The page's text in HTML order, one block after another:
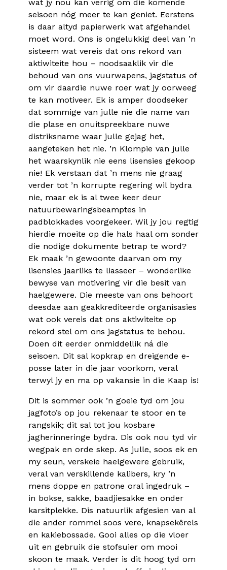
wat jy nou kan verrig om die komende
seisoen nóg meer te kan geniet. Eerstens
is daar altyd papierwerk wat afgehandel
moet word. Ons is ongelukkig deel van ’n
sisteem wat vereis dat ons rekord van
aktiwiteite hou – noodsaaklik vir die
behoud van ons vuurwapens, jagstatus of
om vir daardie nuwe roer wat jy oorweeg
te kan motiveer. Ek is amper doodseker
dat sommige van julle nie die name van
die plase en onuitspreekbare nuwe
distriksname waar julle gejag het,
aangeteken het nie. ’n Klompie van julle
het waarskynlik nie eens lisensies gekoop
nie! Ek verstaan dat ’n mens nie graag
verder tot ’n korrupte regering wil bydra
nie, maar ek is al twee keer deur
natuurbewaringsbeamptes in
padblokkades voorgekeer. Wil jy jou regtig
hierdie moeite op die hals haal om sonder
die nodige dokumente betrap te word?
Ek maak ’n gewoonte daarvan om my
lisensies jaarliks te liasseer – wonderlike
bewyse van motivering vir die besit van
haelgewere. Die meeste van ons behoort
deesdae aan geakkrediteerde organisasies
wat ook vereis dat ons aktiwiteite op
rekord stel om ons jagstatus te behou.
Doen dit eerder onmiddellik ná die
seisoen. Dit sal kopkrap en dreigende e-
posse later in die jaar voorkom, veral
terwyl jy en ma op vakansie in die Kaap is!
Dit is sommer ook ’n goeie tyd om jou
jagfoto’s op jou rekenaar te stoor en te
rangskik; dit sal tot jou kosbare
jagherinneringe bydra. Dis ook nou tyd vir
wegpak en orde skep. As julle, soos ek en
my seun, verskeie haelgewere gebruik,
veral van verskillende kalibers, kry ’n
mens doppe en patrone oral ingedruk –
in bokse, sakke, baadjiesakke en onder
karsitplekke. Dis natuurlik afgesien van al
die ander rommel soos vere, knapsekêrels
en kakiebossade. Gooi alles op die vloer
uit en gebruik die stofsuier om mooi
skoon te maak. Verder is dit hoog tyd om